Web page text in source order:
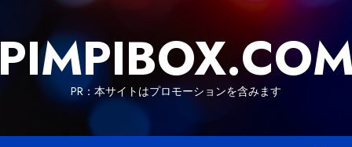
content
PR：本サイトはプロモーションを含みます